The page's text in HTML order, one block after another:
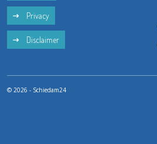
Privacy
Disclaimer
© 2026 - Schiedam24